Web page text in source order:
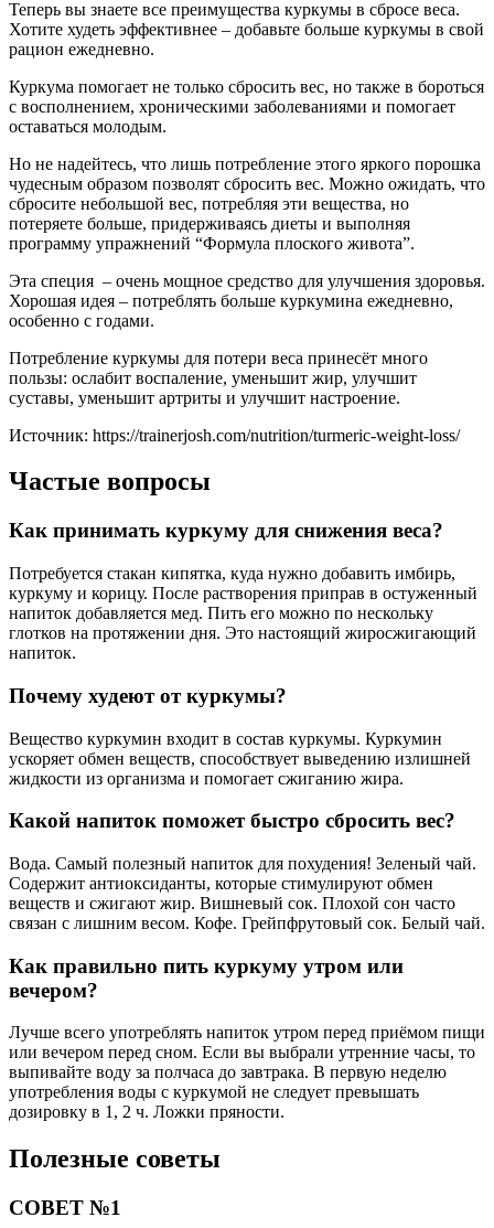
Теперь вы знаете все преимущества куркумы в сбросе веса.
Хотите худеть эффективнее – добавьте больше куркумы в свой
рацион ежедневно.
Куркума помогает не только сбросить вес, но также в бороться
с восполнением, хроническими заболеваниями и помогает
оставаться молодым.
Но не надейтесь, что лишь потребление этого яркого порошка
чудесным образом позволят сбросить вес. Можно ожидать, что
сбросите небольшой вес, потребляя эти вещества, но
потеряете больше, придерживаясь диеты и выполняя
программу упражнений “Формула плоского живота”.
Эта специя – очень мощное средство для улучшения здоровья.
Хорошая идея – потреблять больше куркумина ежедневно,
особенно с годами.
Потребление куркумы для потери веса принесёт много
пользы: ослабит воспаление, уменьшит жир, улучшит
суставы, уменьшит артриты и улучшит настроение.
Источник: https://trainerjosh.com/nutrition/turmeric-weight-loss/
Частые вопросы
Как принимать куркуму для снижения веса?
Потребуется стакан кипятка, куда нужно добавить имбирь,
куркуму и корицу. После растворения приправ в остуженный
напиток добавляется мед. Пить его можно по нескольку
глотков на протяжении дня. Это настоящий жиросжигающий
напиток.
Почему худеют от куркумы?
Вещество куркумин входит в состав куркумы. Куркумин
ускоряет обмен веществ, способствует выведению излишней
жидкости из организма и помогает сжиганию жира.
Какой напиток поможет быстро сбросить вес?
Вода. Самый полезный напиток для похудения! Зеленый чай.
Содержит антиоксиданты, которые стимулируют обмен
веществ и сжигают жир. Вишневый сок. Плохой сон часто
связан с лишним весом. Кофе. Грейпфрутовый сок. Белый чай.
Как правильно пить куркуму утром или
вечером?
Лучше всего употреблять напиток утром перед приёмом пищи
или вечером перед сном. Если вы выбрали утренние часы, то
выпивайте воду за полчаса до завтрака. В первую неделю
употребления воды с куркумой не следует превышать
дозировку в 1, 2 ч. Ложки пряности.
Полезные советы
СОВЕТ №1